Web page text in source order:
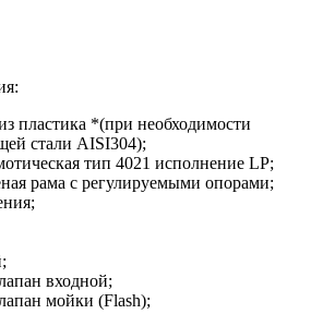
пластика *(при необходимости
стали AISI304);
тип 4021 исполнение LP;
рама с регулируемыми опорами;
входной;
мойки (Flash);